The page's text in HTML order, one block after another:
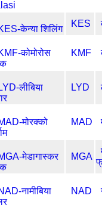
KES
KMF
LYD
MAD
MGA
NAD